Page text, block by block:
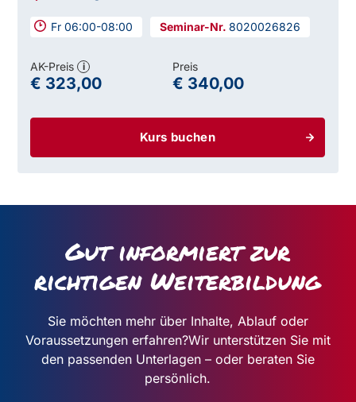
Fr 06:00-08:00 8020026826
Kurs buchen
AK-Preis i
€ 323,00
Preis
€ 340,00
Gut informiert zur
richtigen Weiterbildung
Sie möchten mehr über Inhalte, Ablauf oder
Voraussetzungen erfahren?Wir unterstützen Sie mit
den passenden Unterlagen – oder beraten Sie
persönlich.